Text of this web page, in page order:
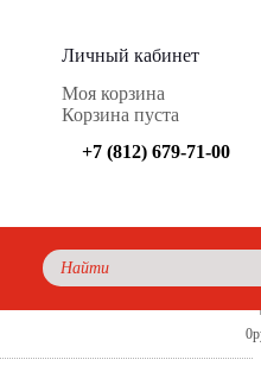
Личный кабинет
Моя корзина
Корзина пуста
+7 (812) 679-71-00